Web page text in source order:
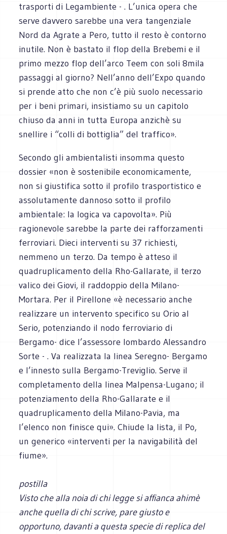
trasporti di Legambiente - . L’unica opera che
serve davvero sarebbe una vera tangenziale
Nord da Agrate a Pero, tutto il resto è contorno
inutile. Non è bastato il flop della Brebemi e il
primo mezzo flop dell’arco Teem con soli 8mila
passaggi al giorno? Nell’anno dell’Expo quando
si prende atto che non c’è più suolo necessario
per i beni primari, insistiamo su un capitolo
chiuso da anni in tutta Europa anzichè su
snellire i “colli di bottiglia” del traffico».
Secondo gli ambientalisti insomma questo
dossier «non è sostenibile economicamente,
non si giustifica sotto il profilo trasportistico e
assolutamente dannoso sotto il profilo
ambientale: la logica va capovolta». Più
ragionevole sarebbe la parte dei rafforzamenti
ferroviari. Dieci interventi su 37 richiesti,
nemmeno un terzo. Da tempo è atteso il
quadruplicamento della Rho-Gallarate, il terzo
valico dei Giovi, il raddoppio della Milano-
Mortara. Per il Pirellone «è necessario anche
realizzare un intervento specifico su Orio al
Serio, potenziando il nodo ferroviario di
Bergamo- dice l’assessore lombardo Alessandro
Sorte - . Va realizzata la linea Seregno- Bergamo
e l’innesto sulla Bergamo-Treviglio. Serve il
completamento della linea Malpensa-Lugano; il
potenziamento della Rho-Gallarate e il
quadruplicamento della Milano-Pavia, ma
l’elenco non finisce qui». Chiude la lista, il Po,
un generico «interventi per la navigabilità del
fiume».
postilla
Visto che alla noia di chi legge si affianca ahimè
anche quella di chi scrive, pare giusto e
opportuno, davanti a questa specie di replica del